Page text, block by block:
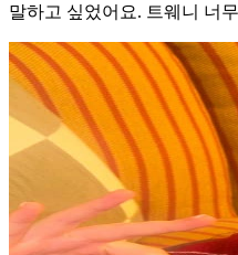
말하고 싶었어요. 트웨니 너